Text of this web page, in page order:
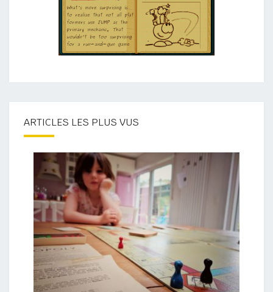
ARTICLES LES PLUS VUS